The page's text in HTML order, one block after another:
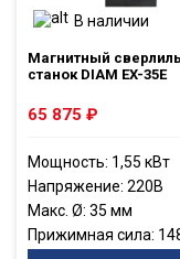
В наличии
Магнитный
станок DIAM EX-35E
65 875 ₽
Мощность: 1,55 кВт
Напряжение: 220В
Макс. Ø: 35 мм
Прижимная сила: